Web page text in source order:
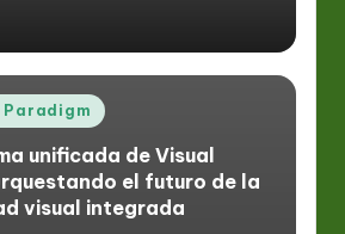
Paradigm
unificada de Visual
el futuro de la
visual integrada